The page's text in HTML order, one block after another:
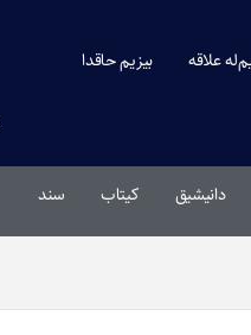
علاقه بیزیم حاقدا
دانیشیق کیتاب سند